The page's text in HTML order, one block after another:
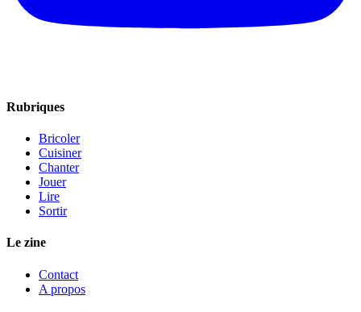
Rubriques
Bricoler
Cuisiner
Chanter
Jouer
Lire
Sortir
Le zine
Contact
A propos